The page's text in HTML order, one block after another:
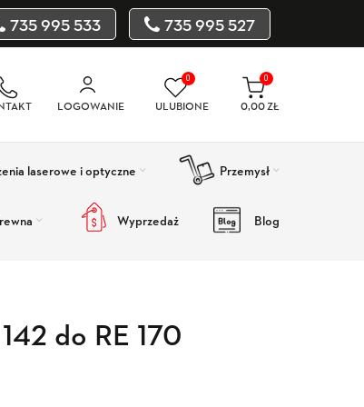
735 995 533 735 995 527
LOGOWANIE
0
ULUBIONE
0
0,00ZŁ
Wyprzedaż
laserowe i optyczne Przemysł
Wyprzedaż Blog
do RE 170